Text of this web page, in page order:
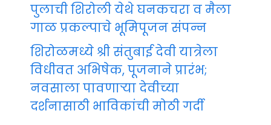
पुलाची शिरोली येथे घनकचरा व मैला
गाळ प्रकल्पाचे भूमिपूजन संपन्न
शिरोळमध्ये श्री संतुबाई देवी यात्रेला
विधीवत अभिषेक, पूजनाने प्रारंभ;
नवसाला पावणाऱ्या देवीच्या
दर्शनासाठी भाविकांची मोठी गर्दी